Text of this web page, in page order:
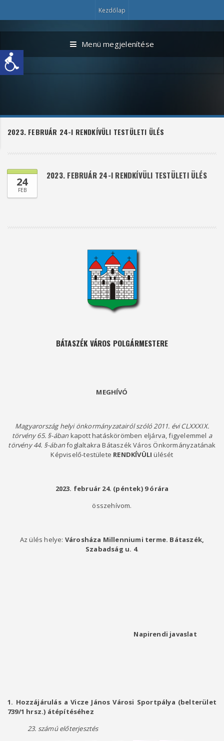
Kezdőlap
Menü megjelenítése
2023. FEBRUÁR 24-I RENDKÍVÜLI TESTÜLETI ÜLÉS
24
FEB
2023. FEBRUÁR 24-I RENDKÍVÜLI TESTÜLETI ÜLÉS
BÁTASZÉK VÁROS POLGÁRMESTERE
MEGHÍVÓ
Magyarország helyi önkormányzatairól szóló 2011. évi CLXXXIX.
törvény 65. §-ában kapott hatáskörömben eljárva, figyelemmel a
törvény 44. §-ábanfoglaltakra Bátaszék Város Önkormányzatának
Képviselő-testülete RENDKÍVÜLI ülését
2023. február 24. (péntek) 9órára
összehívom.
Az ülés helye: Városháza Millenniumi terme. Bátaszék,
Szabadság u. 4.
Napirendi javaslat
1. Hozzájárulás a Vicze János Városi Sportpálya (belterület
739/1 hrsz.) átépítéséhez
23. számú előterjesztés